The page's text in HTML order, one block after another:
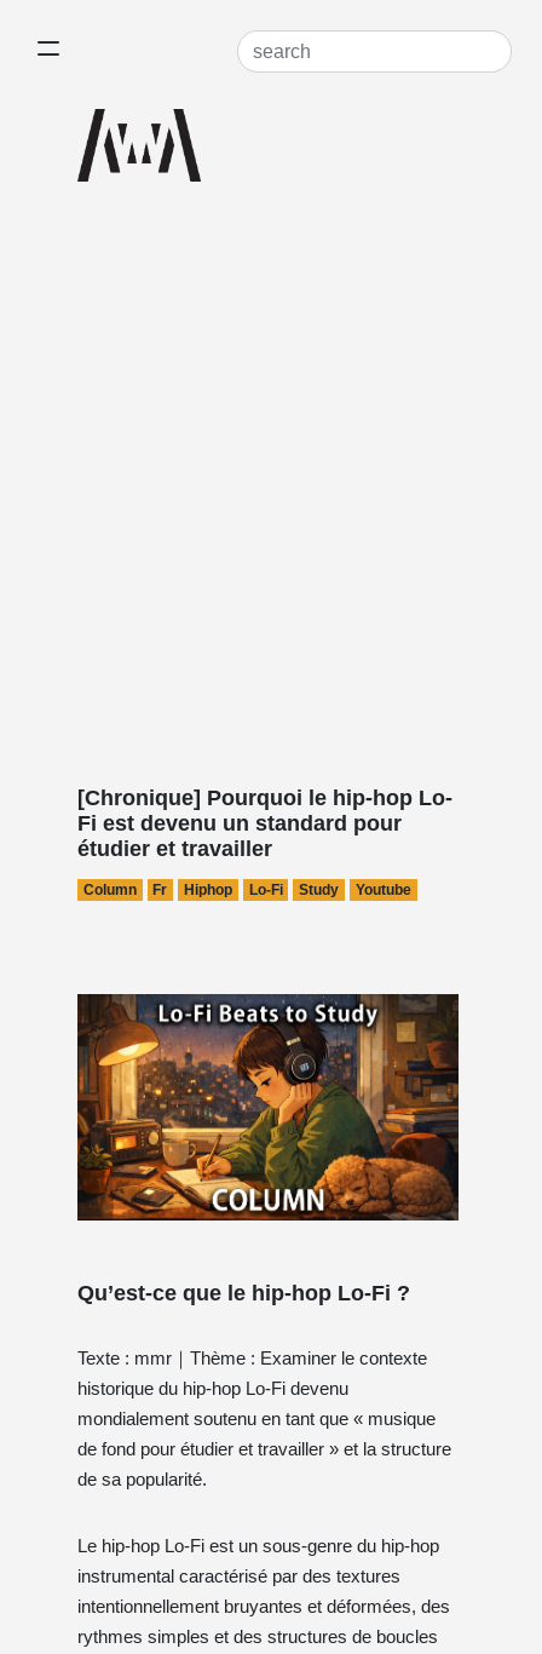
[Chronique] Pourquoi le hip-hop Lo-
Fi est devenu un standard pour
étudier et travailler
Column Fr Hiphop Lo-Fi Study Youtube
Qu’est-ce que le hip-hop Lo-Fi ?
Texte : mmr｜Thème : Examiner le contexte
historique du hip-hop Lo-Fi devenu
mondialement soutenu en tant que « musique
de fond pour étudier et travailler » et la structure
de sa popularité.
Le hip-hop Lo-Fi est un sous-genre du hip-hop
instrumental caractérisé par des textures
intentionnellement bruyantes et déformées, des
rythmes simples et des structures de boucles